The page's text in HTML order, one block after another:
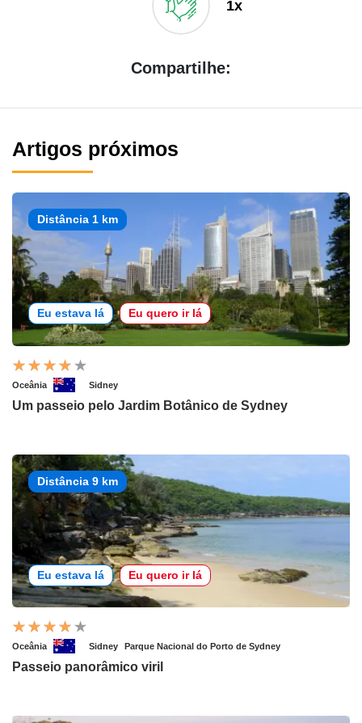
1x
Compartilhe:
Artigos próximos
Distância 1 km
Eu estava lá Eu quero ir lá
Oceânia Sidney
Um passeio pelo Jardim Botânico de Sydney
Distância 9 km
Eu estava lá Eu quero ir lá
Oceânia Sidney Parque Nacional do Porto de Sydney
Passeio panorâmico viril